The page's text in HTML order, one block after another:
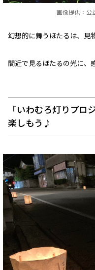
画像提供：公
幻想的に舞うほたるは、見
間近で見るほたるの光に、
「いわむろ灯りプロ
楽しもう♪